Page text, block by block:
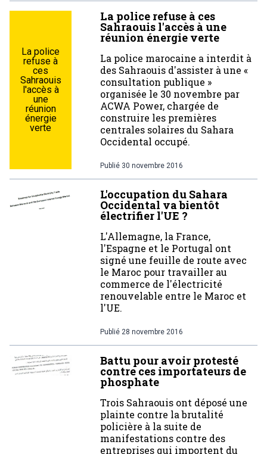
La police
refuse à
ces
Sahraouis
l'accès à
une
réunion
énergie
verte
La police refuse à ces
Sahraouis l'accès à une
réunion énergie verte
La police marocaine a interdit à
des Sahraouis d'assister à une «
consultation publique »
organisée le 30 novembre par
ACWA Power, chargée de
construire les premières
centrales solaires du Sahara
Occidental occupé.
Publié 30 novembre 2016
L'occupation du Sahara
Occidental va bientôt
électrifier l'UE ?
L'Allemagne, la France,
l'Espagne et le Portugal ont
signé une feuille de route avec
le Maroc pour travailler au
commerce de l'électricité
renouvelable entre le Maroc et
l'UE.
Publié 28 novembre 2016
Battu pour avoir protesté
contre ces importateurs de
phosphate
Trois Sahraouis ont déposé une
plainte contre la brutalité
policière à la suite de
manifestations contre des
entreprises qui importent du